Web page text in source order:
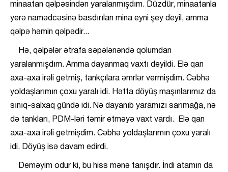
minaatan qəlpəsindən yaralanmışdım. Düzdür, minaatanla
yerə namədcəsinə basdırılan mina eyni şey deyil, amma
qəlpə həmin qəlpədir...
Hə, qəlpələr ətrafa səpələnəndə qolumdan
yaralanmışdım. Amma dayanmaq vaxtı deyildi. Elə qan
axa-axa irəli getmiş, tankçılara əmrlər vermişdim. Cəbhə
yoldaşlarımın çoxu yaralı idi. Hətta döyüş maşınlarımız da
sınıq-salxaq gündə idi. Nə dayanıb yaramızı sarımağa, nə
də tankları, PDM-ləri təmir etməyə vaxt vardı. Elə qan
axa-axa irəli getmişdim. Cəbhə yoldaşlarımın çoxu yaralı
idi. Döyüş isə davam edirdi.
Deməyim odur ki, bu hiss mənə tanışdır. İndi atamın da